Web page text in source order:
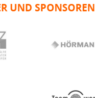
UND SPONSOREN